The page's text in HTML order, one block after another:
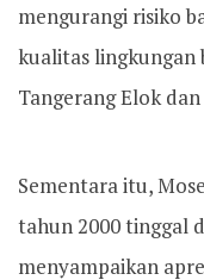
mengurangi risiko
kualitas lingkungan
Tangerang Elok
Sementara itu,
tahun 2000 tinggal
menyampaikan